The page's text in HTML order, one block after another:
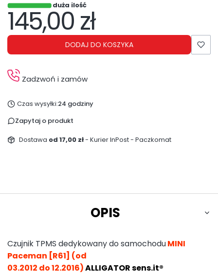
duża ilość
Cena
145,00 zł
DODAJ DO KOSZYKA
Zadzwoń i zamów
Czas wysyłki:24 godziny
Zapytaj o produkt
Dostawa od 17,00 zł- Kurier InPost - Paczkomat
OPIS
Czujnik TPMS dedykowany do samochoduMINI
Paceman [R61] (od
03.2012 do 12.2016)ALLIGATOR sens.it®